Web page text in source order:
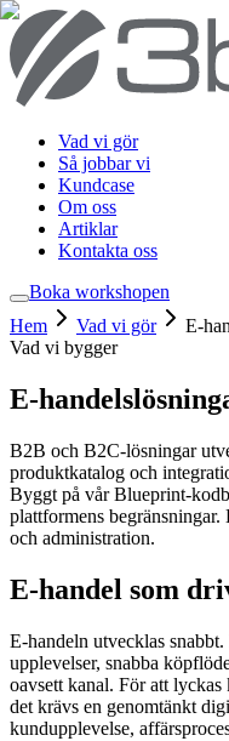
Vad vi gör
Så jobbar vi
Kundcase
Om oss
Artiklar
Kontakta oss
Boka workshopen
Hem
Vad vi gör
E-
Vad vi bygger
E-
B2B och B2C-lösningar
produktkatalog och
Byggt på vår Blueprint-
plattformens
och administration.
E-handel som
E-handeln utvecklas
upplevelser, snabba
oavsett kanal. För att
det krävs en genomtänkt
kundupplevelse,